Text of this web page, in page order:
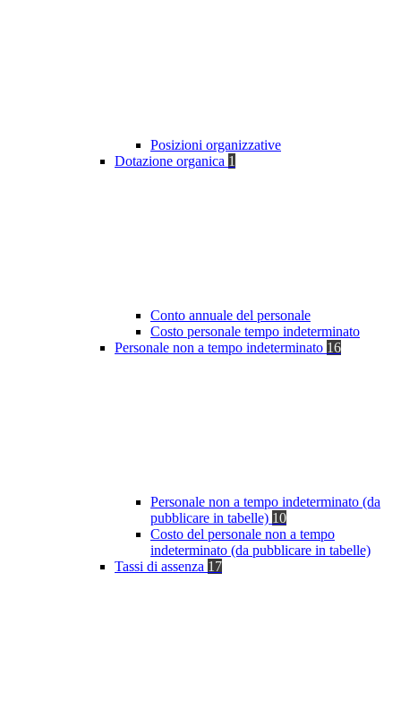
Posizioni organizzative
Dotazione organica 1
Conto annuale del personale
Costo personale tempo indeterminato
Personale non a tempo indeterminato 16
Personale non a tempo indeterminato (da
pubblicare in tabelle) 10
Costo del personale non a tempo
indeterminato (da pubblicare in tabelle)
Tassi di assenza 17